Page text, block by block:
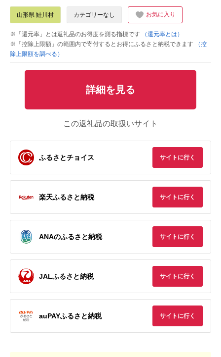
山形県 鮭川村 カテゴリーなし お気に入り
※「還元率」とは返礼品のお得度を測る指標です
（還元率とは）
※「控除上限額」の範囲内で寄付するとお得にふるさと納税できます
（控
除上限額を調べる）
詳細を見る
この返礼品の取扱いサイト
ふるさとチョイス サイトに行く
楽天ふるさと納税 サイトに行く
ANAのふるさと納税 サイトに行く
JALふるさと納税 サイトに行く
auPAYふるさと納税 サイトに行く